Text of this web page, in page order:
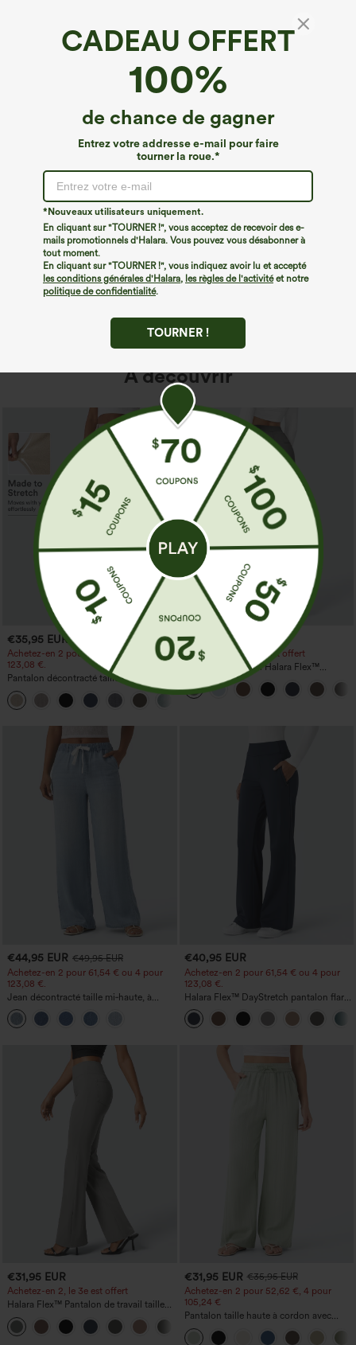
CADEAU OFFERT
100%
de chance de gagner
Entrez votre addresse e-mail pour faire
tourner la roue.*
*Nouveaux utilisateurs uniquement.
En cliquant sur "TOURNER !", vous acceptez de recevoir des e-
mails promotionnels d'Halara. Vous pouvez vous désabonner à
tout moment.
En cliquant sur "TOURNER !", vous indiquez avoir lu et accepté
les conditions générales d'Halara, les règles de l'activitéet notre
politique de confidentialité.
TOURNER !
Nous ne semblons pas pouvoir trouver la page que
vous recherchez.
Acheter plus
À découvrir
€35,95 EUR
Achetez-en 2 pour 61,54 € ou 4 pour
123,08 €.
Pantalon décontracté taille haute à
jambe droite, effet lin, avec poches
+5
€35,95 EUR
Achetez-en 2, le 3e est offert
Pantalon de travail Halara Flex™
DayStretch à taille haute, avec poches et
coupe droite
€44,95 EUR €49,95 EUR
Achetez-en 2 pour 61,54 € ou 4 pour
123,08 €.
Jean décontracté taille mi‑haute, à
cordon de serrage, avec poches
€40,95 EUR
Achetez-en 2 pour 61,54 € ou 4 pour
123,08 €.
Halara Flex™ DayStretch pantalon flare
de travail, taille mi-haute, poche latérale
zippée
€31,95 EUR
Achetez-en 2, le 3e est offert
Halara Flex™ Pantalon de travail taille
haute avec poche latérale arrière et
légère coupe évasée
€31,95 EUR €35,95 EUR
Achetez-en 2 pour 52,62 €, 4 pour
105,24 €
Pantalon taille haute à cordon avec
poches, jambe large et coupe ample,
style décontracté, effet lin